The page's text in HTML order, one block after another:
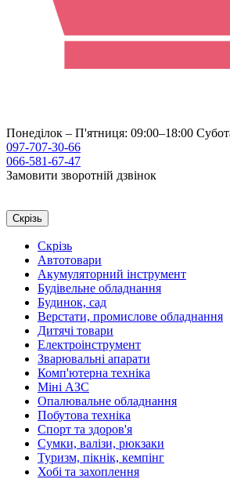
Понеділок – П'ятниця: 09:00–18:00
097-707-30-66
066-581-67-47
Замовити зворотній дзвінок
Скрізь
Скрізь
Автотовари
Акумуляторний інструмент
Будівельне обладнання
Будинок, сад
Верстати, промислове обладнання
Дитячі товари
Електроінструмент
Зварювальні апарати
Комп'ютерна техніка
Міні АЗС
Опалювальне обладнання
Побутова техніка
Спорт та здоров'я
Сумки, валізи, рюкзаки
Туризм, пікнік, кемпінг
Хобі та захоплення